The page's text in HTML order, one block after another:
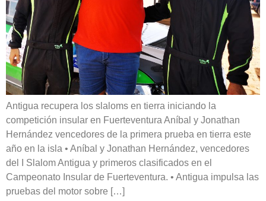
Antigua recupera los slaloms en tierra iniciando la
competición insular en Fuerteventura Aníbal y Jonathan
Hernández vencedores de la primera prueba en tierra este
año en la isla • Aníbal y Jonathan Hernández, vencedores
del I Slalom Antigua y primeros clasificados en el
Campeonato Insular de Fuerteventura. • Antigua impulsa las
pruebas del motor sobre […]